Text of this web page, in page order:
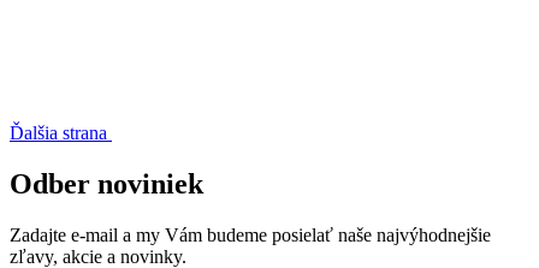
Ďalšia strana
Odber noviniek
Zadajte e-mail a my Vám budeme posielať naše najvýhodnejšie
zľavy, akcie a novinky.